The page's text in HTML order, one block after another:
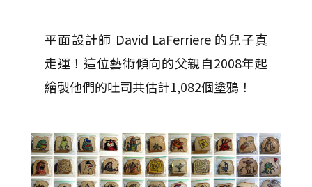
平面設計師 David LaFerriere 的兒子真
走運！這位藝術傾向的父親自2008年起
繪製他們的吐司共估計1,082個塗鴉！